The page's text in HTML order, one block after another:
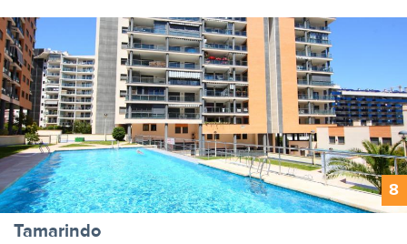
8
Tamarindo